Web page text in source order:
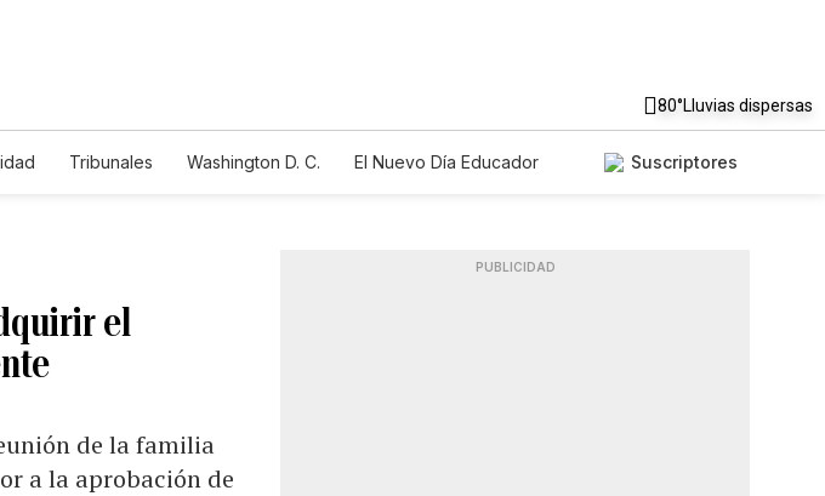
80°Lluvias dispersas
Tribunales Washington D. C.
El Nuevo Día Educador
Suscriptores
el
de la familia
a la aprobación de
PUBLICIDAD